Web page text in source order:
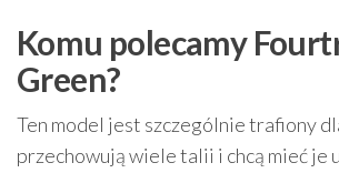
Komu polecamy
Green?
Ten model jest szczególnie trafiony
przechowują wiele talii i chcą mieć je